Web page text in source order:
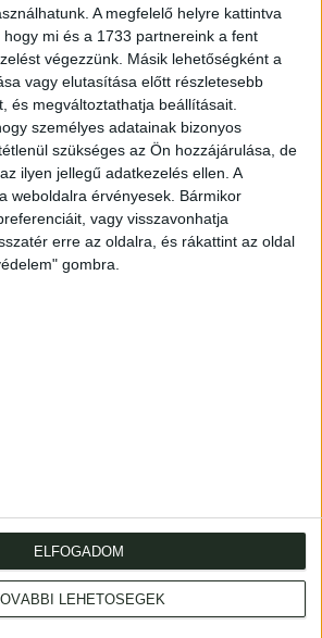
A megfelelő helyre kattintva
mi és a 1733 partnereink a fent
végezzünk. Másik lehetőségként a
vagy elutasítása előtt részletesebb
és megváltoztathatja beállításait.
személyes adatainak bizonyos
szükséges az Ön hozzájárulása, de
ilyen jellegű adatkezelés ellen. A
weboldalra érvényesek. Bármikor
vagy visszavonhatja
erre az oldalra, és rákattint az oldal
gombra.
LEHETŐSÉGEK
ELFOGADOM
meggyőzésére szánt
fehér szöveg olvasható. A kép
alakja piros lángnyelvekkel,
Magyarország, az elcsatolt részek
mindegyikből lángok csapnak fel. A
A lap a Kultura kiadásában jelent
felkasírozva. Mérete: 960 x
Múzeum krt. 13-15.
1 317 3514